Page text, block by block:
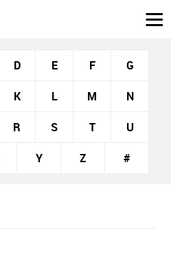
D E F G
K L M N
R S T U
Y Z #